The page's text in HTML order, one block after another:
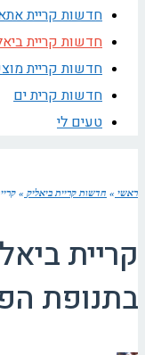
חדשות קריית
חדשות קריית
חדשות קריית
חדשות קרית ים
טעים לי
ראשי » חדשות קריית ביאליק »
קריית
בתנופת